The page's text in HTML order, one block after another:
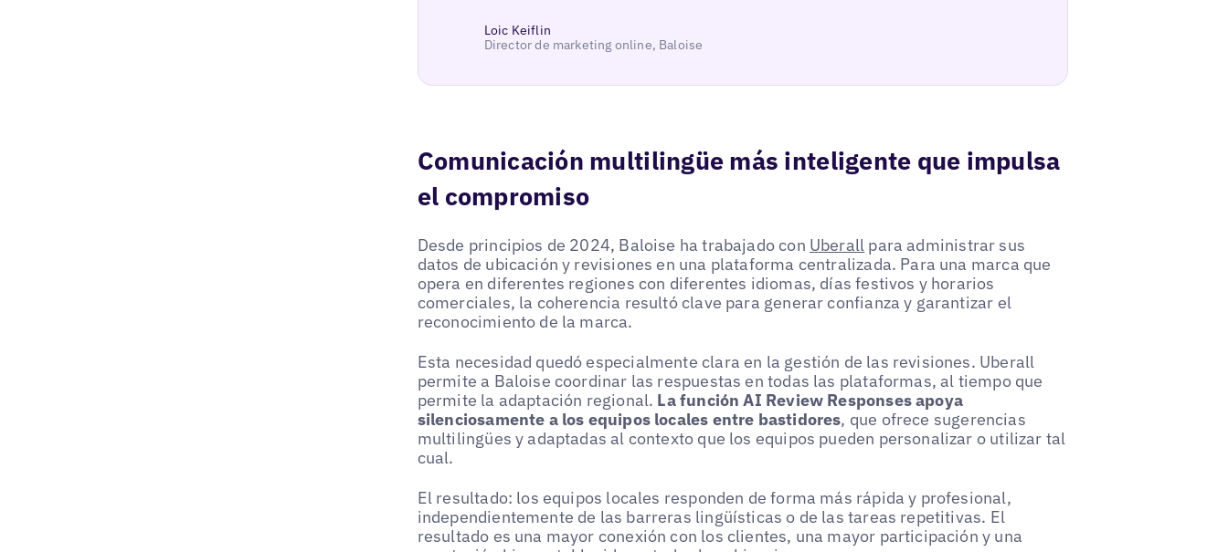
Loic Keiflin
Director de marketing online, Baloise
Comunicación multilingüe más inteligente que impulsa
el compromiso
Desde principios de 2024, Baloise ha trabajado con Uberall para administrar sus
datos de ubicación y revisiones en una plataforma centralizada. Para una marca que
opera en diferentes regiones con diferentes idiomas, días festivos y horarios
comerciales, la coherencia resultó clave para generar confianza y garantizar el
reconocimiento de la marca.
Esta necesidad quedó especialmente clara en la gestión de las revisiones. Uberall
permite a Baloise coordinar las respuestas en todas las plataformas, al tiempo que
permite la adaptación regional. La función AI Review Responses apoya
silenciosamente a los equipos locales entre bastidores, que ofrece sugerencias
multilingües y adaptadas al contexto que los equipos pueden personalizar o utilizar tal
cual.
El resultado: los equipos locales responden de forma más rápida y profesional,
independientemente de las barreras lingüísticas o de las tareas repetitivas. El
resultado es una mayor conexión con los clientes, una mayor participación y una